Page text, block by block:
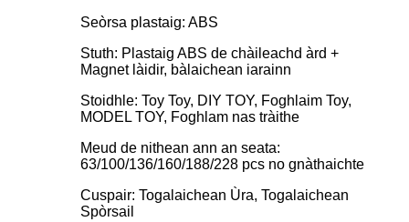
Seòrsa plastaig: ABS
Stuth: Plastaig ABS de chàileachd àrd +
Magnet làidir, bàlaichean iarainn
Stoidhle: Toy Toy, DIY TOY, Foghlaim Toy,
MODEL TOY, Foghlam nas tràithe
Meud de nithean ann an seata:
63/100/136/160/188/228 pcs no gnàthaichte
Cuspair: Togalaichean Ùra, Togalaichean
Spòrsail